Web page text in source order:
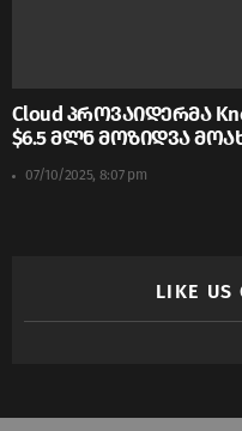
Cloud პროვაიდერმა
$6.5 მლნ მოზიდვა
07/10/2025, 8:07 pm
LIKE US